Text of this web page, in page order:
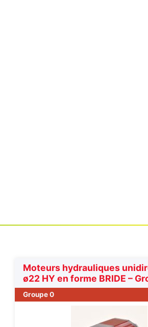
Moteurs hydrauliques
ø22 HY en forme BRIDE –
Groupe 0